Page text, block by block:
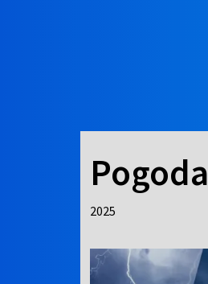
Pogoda
2025